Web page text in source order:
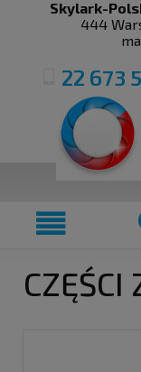
Skylark-
444
22 673